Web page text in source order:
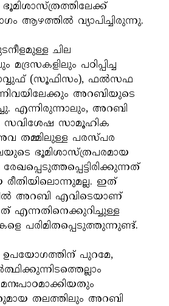
ആഴത്തിൽ വ്യാപിച്ചിരുന്നു.
ചില
പഠിപ്പിച്ച
(സൂഫിസം), ഫൽസഫ
അറബിയുടെ
എന്നിരുന്നാലും, അറബി
സവിശേഷ സാമൂഹിക
തമ്മിലുള്ള പരസ്പര
ഭൂമിശാസ്ത്രപരമായ
ഇത്
അറബി എവിടെയാണ്
എന്നതിനെക്കുറിച്ചുള്ള
പരിമിതപ്പെടുത്തുന്നുണ്ട്.
പുറമേ,
തലത്തിലും അറബി